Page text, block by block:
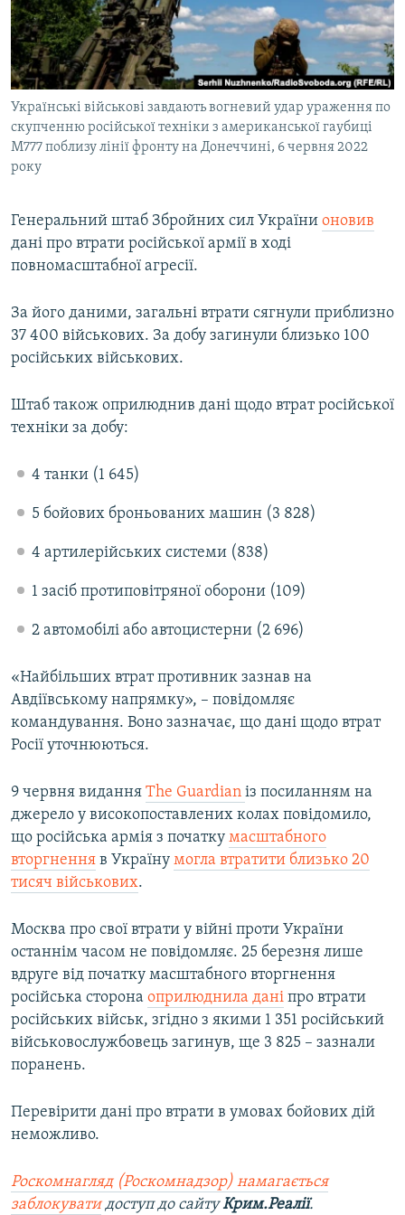
ВІДЕОУРОКИ «ELIFBE»
СВІДЧЕННЯ ОКУПАЦІЇ
УКРАЇНСЬКА ПРОБЛЕМА КРИМУ
ІНФОГРАФІКА
Русский
Qırımtatar
ДОЛУЧАЙСЯ!
Українські військові завдають вогневий удар ураження по
скупченню російської техніки з американської гаубиці
M777 поблизу лінії фронту на Донеччині, 6 червня 2022
року
Генеральний штаб Збройних сил України оновив
дані про втрати російської армії в ході
повномасштабної агресії.
За його даними, загальні втрати сягнули приблизно
37 400 військових. За добу загинули близько 100
російських військових.
Штаб також оприлюднив дані щодо втрат російської
техніки за добу:
4 танки (1 645)
5 бойових броньованих машин (3 828)
4 артилерійських системи (838)
1 засіб протиповітряної оборони (109)
2 автомобілі або автоцистерни (2 696)
«Найбільших втрат противник зазнав на
Авдіївському напрямку», – повідомляє
командування. Воно зазначає, що дані щодо втрат
Росії уточнюються.
9 червня видання The Guardian із посиланням на
джерело у високопоставлених колах повідомило,
що російська армія з початку масштабного
вторгнення в Україну могла втратити близько 20
тисяч військових.
Москва про свої втрати у війні проти України
останнім часом не повідомляє. 25 березня лише
вдруге від початку масштабного вторгнення
російська сторона оприлюднила дані про втрати
російських військ, згідно з якими 1 351 російський
військовослужбовець загинув, ще 3 825 – зазнали
поранень​.
Перевірити дані про втрати в умовах бойових дій
неможливо.
Роскомнагляд (Роскомнадзор) намагається
заблокуватидоступ до сайтуКрим.Реалії.